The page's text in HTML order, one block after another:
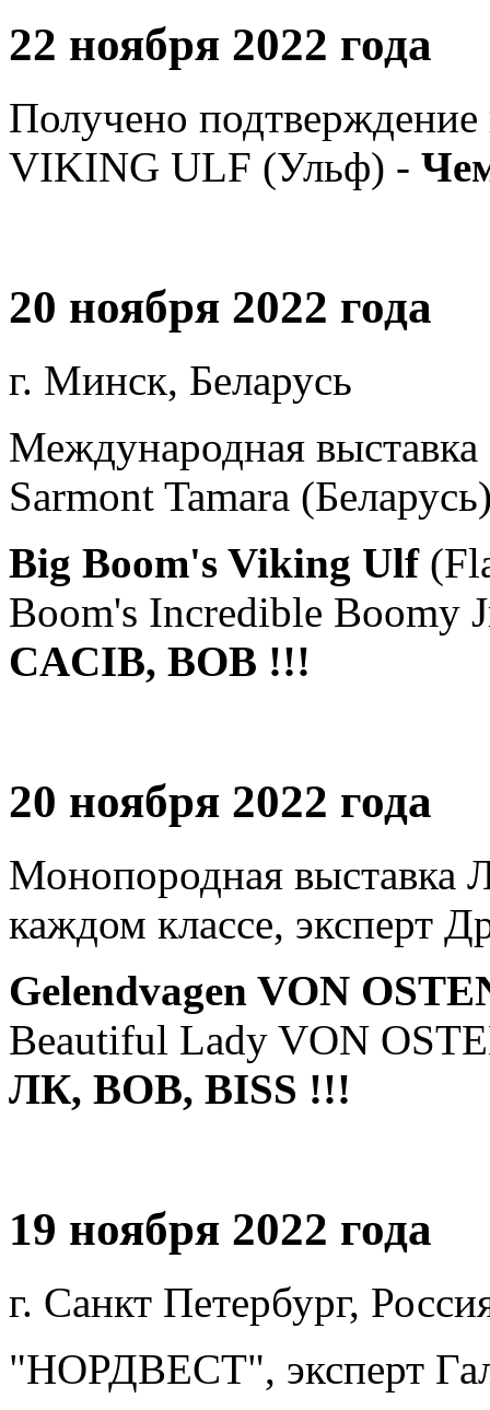
22 ноября 2022 года
Получено
VIKING ULF (Ульф) -
20 ноября 2022 года
г. Минск, Беларусь
Международная
Sarmont Tamara
Big Boom's Viking Ulf
Boom's Incredible Boomy
CACIB, ВОВ !!!
20 ноября 2022 года
Монопородная выставка
каждом классе, эксперт
Gelendvagen VON
Beautiful Lady VON
ЛК, BOВ, BISS !!!
19 ноября 2022 года
г. Санкт Петербург,
"НОРДВЕСТ", эксперт